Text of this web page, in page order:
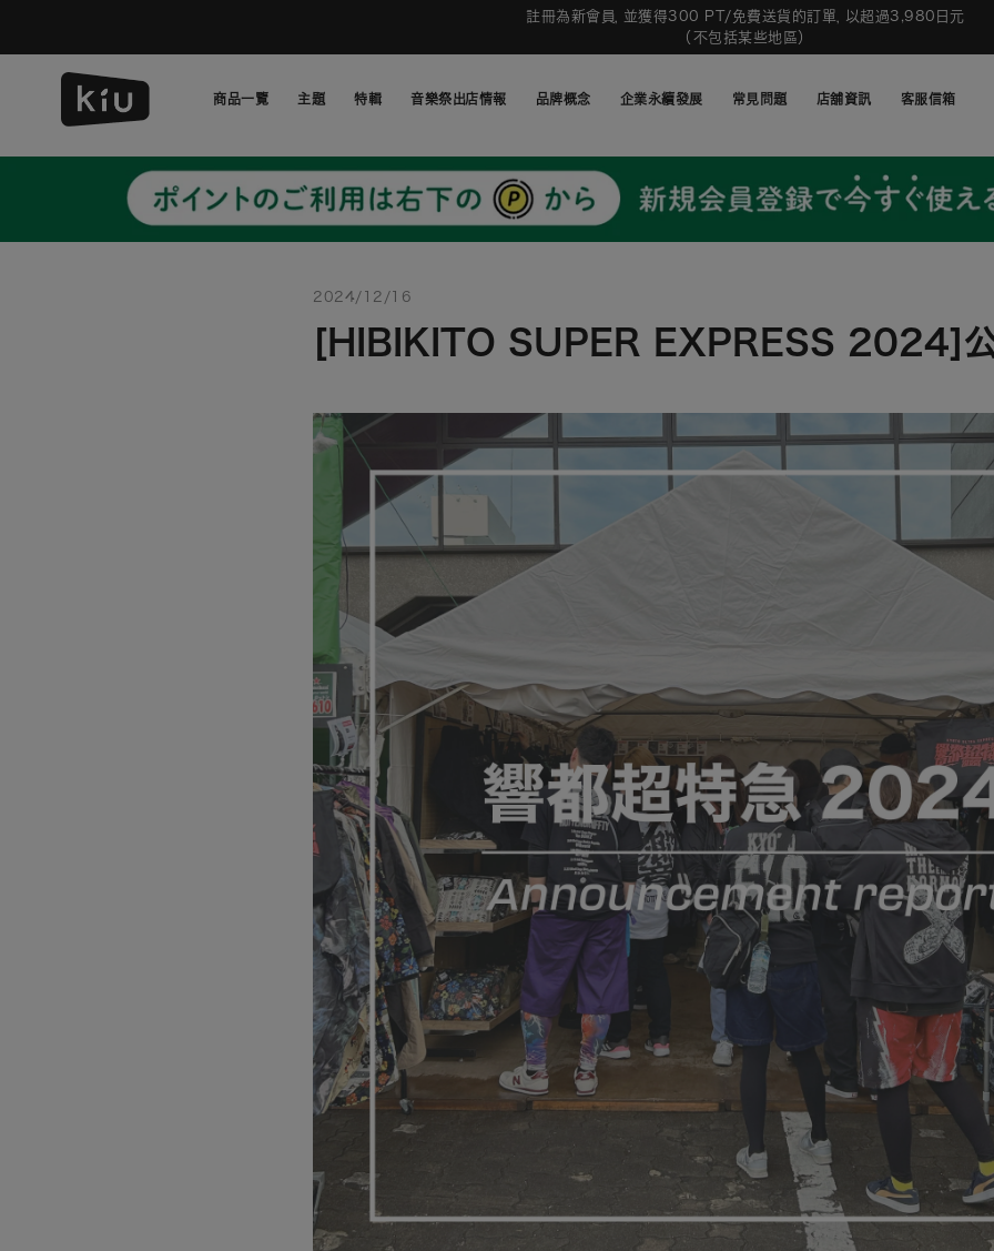
並
註冊為新會員，並獲得300 PT/免費送貨的訂單，以超過3,980日元
（不包括某些地區）
商品一覽 主題 特輯 音樂祭出店情報 品牌概念 企業永續發展 常見問題 店舖資訊 客服信箱
2024/12/16
[HIBIKITO SUPER EXPRESS 2024]公